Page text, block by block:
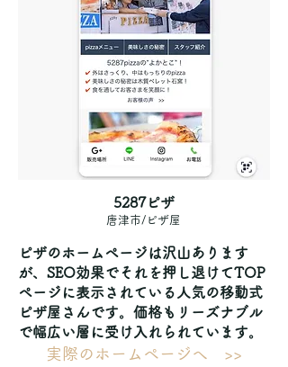
5287ピザ
唐津市/ピザ屋
ピザのホームページは沢山あります
が、SEO効果でそれを押し退けてTOP
ページに表示されている人気の移動式
ピザ屋さんです。価格もリーズナブル
で幅広い層に受け入れられています。
実際のホームページへ >>